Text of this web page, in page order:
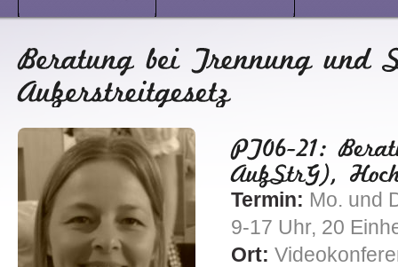
Termin: Mo. und
9-17 Uhr, 20
Ort: